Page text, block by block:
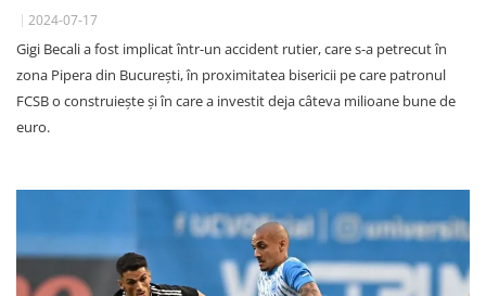
2024-07-17
Gigi Becali a fost implicat într-un accident rutier, care s-a petrecut în
zona Pipera din București, în proximitatea bisericii pe care patronul
FCSB o construiește și în care a investit deja câteva milioane bune de
euro.